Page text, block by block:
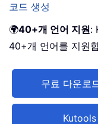
코드 생성
🌍40+개 언어 지원:
40+개 언어를 지원
무료 다운로